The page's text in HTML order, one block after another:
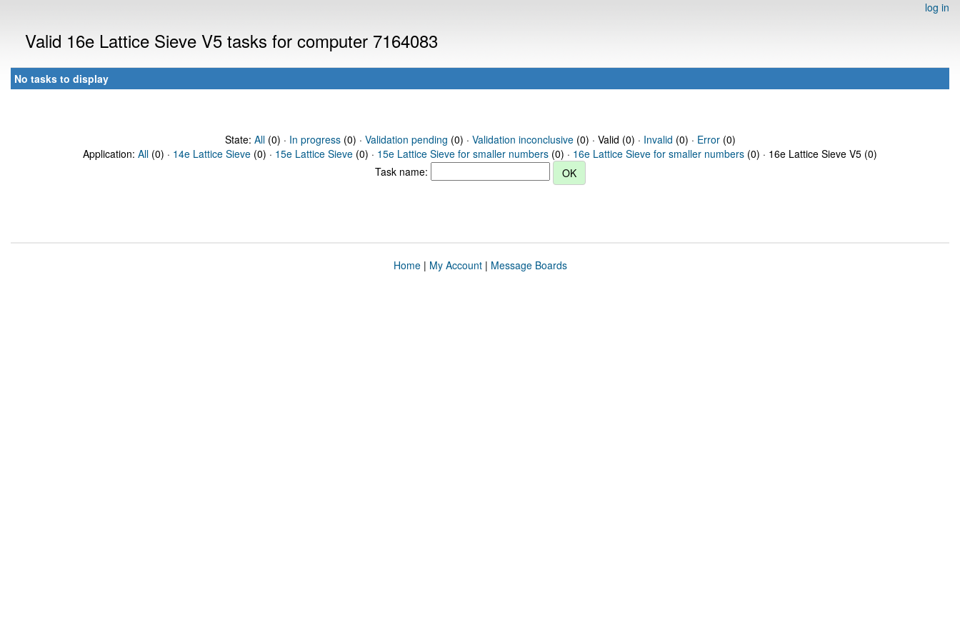
log in
Valid 16e Lattice Sieve V5 tasks for computer 7164083
No tasks to display
State: All(0) · In progress(0) · Validation pending (0) · Validation inconclusive(0) · Valid (0) · Invalid (0) · Error(0)
Application: All (0) · 14e Lattice Sieve (0) · 15e Lattice Sieve (0) · 15e Lattice Sieve for smaller numbers (0) · 16e Lattice Sieve for smaller numbers (0) · 16e Lattice Sieve V5 (0)
Task name:
Home| My Account| Message Boards